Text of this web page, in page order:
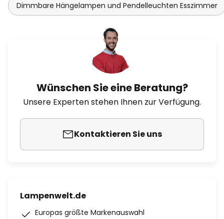
Dimmbare Hängelampen und Pendelleuchten Esszimmer
Wünschen Sie eine Beratung?
Unsere Experten stehen Ihnen zur Verfügung.
Kontaktieren Sie uns
Lampenwelt.de
Europas größte Markenauswahl